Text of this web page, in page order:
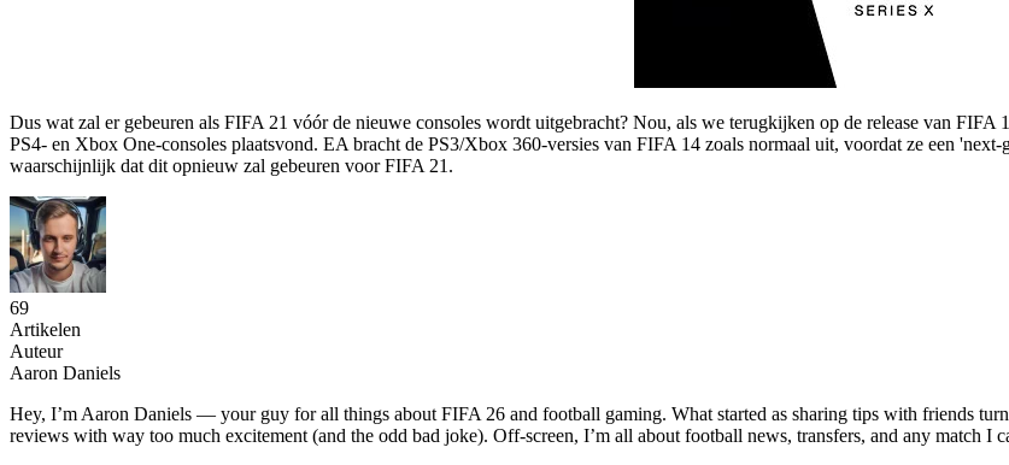
Dus wat zal er gebeuren als FIFA 21 vóór de nieuwe consoles wordt uitgebracht? Nou, als we terugkijken op de release van
PS4- en Xbox One-consoles plaatsvond. EA bracht de PS3/Xbox 360-versies van FIFA 14 zoals normaal uit, voordat ze een
waarschijnlijk dat dit opnieuw zal gebeuren voor FIFA 21.
69
Artikelen
Auteur
Aaron Daniels
Hey, I’m Aaron Daniels — your guy for all things about FIFA 26 and football gaming. What started as sharing tips with friends
reviews with way too much excitement (and the odd bad joke). Off-screen, I’m all about football news, transfers, and any match